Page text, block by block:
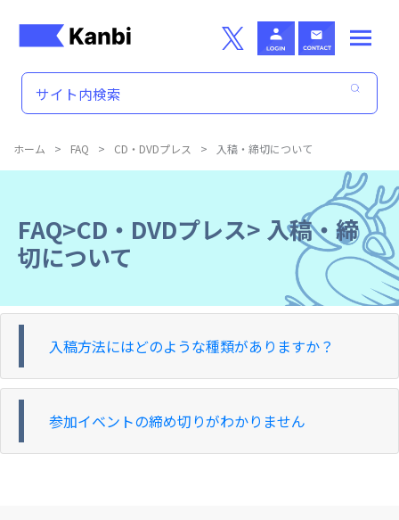
ホーム > FAQ > CD・DVDプレス > 入稿・締切について
FAQ>CD・DVDプレス> 入稿・締
切について
入稿方法にはどのような種類がありますか？
参加イベントの締め切りがわかりません